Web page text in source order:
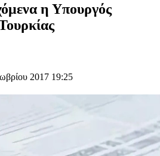
η Υπουργός
2017 19:25